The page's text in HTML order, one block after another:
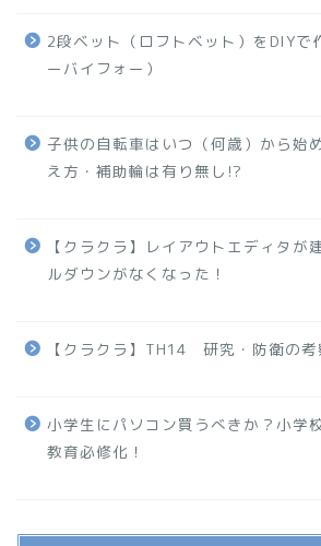
2段ベット（ロフトベット）をDIYで
ーバイフォー）
子供の自転車はいつ（何歳）から始
え方・補助輪は有り無し!?
【クラクラ】レイアウトエディタが
ルダウンがなくなった！
【クラクラ】TH14 研究・防衛の考
小学生にパソコン買うべきか？小学
教育必修化！